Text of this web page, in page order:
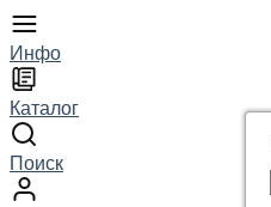
Инфо
Каталог
Поиск